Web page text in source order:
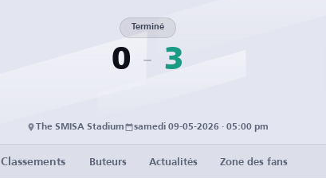
0
Terminé
3
The SMISA Stadium samedi 09-05-2026 · 05:00 pm
Classements Buteurs Actualités Zone des fans